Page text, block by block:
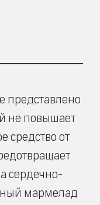
представлено
не повышает
средство от
сердечно-
мармелад